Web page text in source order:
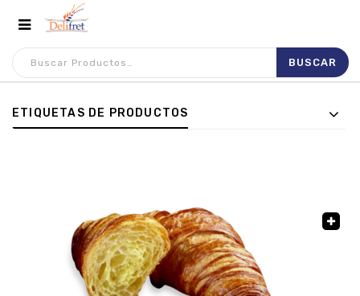
ETIQUETAS DE PRODUCTOS